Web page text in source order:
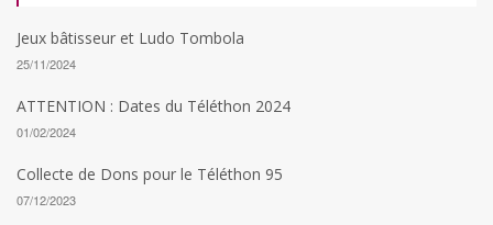
Jeux bâtisseur et Ludo Tombola
25/11/2024
ATTENTION : Dates du Téléthon 2024
01/02/2024
Collecte de Dons pour le Téléthon 95
07/12/2023